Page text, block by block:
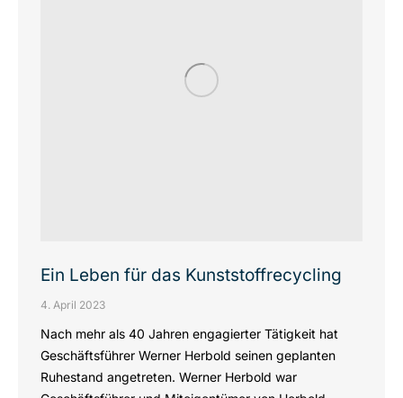
Ein Leben für das Kunststoffrecycling
4. April 2023
Nach mehr als 40 Jahren engagierter Tätigkeit hat
Geschäftsführer Werner Herbold seinen geplanten
Ruhestand angetreten. Werner Herbold war